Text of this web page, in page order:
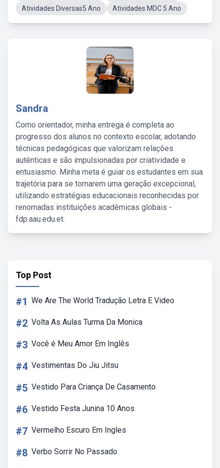
Atividades Diversas5 Ano
Atividades MDC 5 Ano
Sandra
Como orientador, minha entrega é completa ao
progresso dos alunos no contexto escolar, adotando
técnicas pedagógicas que valorizam relações
autênticas e são impulsionadas por criatividade e
entusiasmo. Minha meta é guiar os estudantes em sua
trajetória para se tornarem uma geração excepcional,
utilizando estratégias educacionais reconhecidas por
renomadas instituições acadêmicas globais -
fdp.aau.edu.et.
Top Post
#1 We Are The World Tradução Letra E Video
#2 Volta As Aulas Turma Da Monica
#3 Você é Meu Amor Em Inglês
#4 Vestimentas Do Jiu Jitsu
#5 Vestido Para Criança De Casamento
#6 Vestido Festa Junina 10 Anos
#7 Vermelho Escuro Em Ingles
#8 Verbo Sorrir No Passado